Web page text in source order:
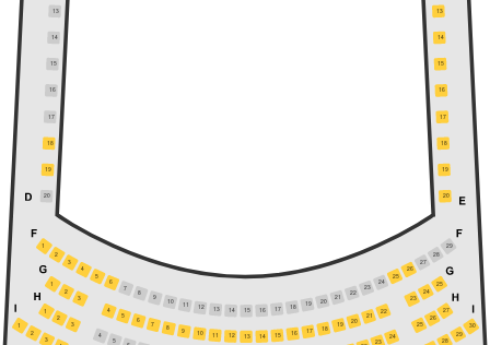
20
19
18
17
16
15
14
13
20
19
18
17
16
15
14
13
1
2
3
4
5
6
7
8
9
10 11 12 13 14 15 16 17 18 19 20
21
22
23
24
25
26
27
28
29
1
2
3
4
5
6
7 8 9 10 11 12 13 14 15 16 17 18 19
20
21
22
23
24
25
1
2
3
4
5 23
24
25
26
27
1
2
3
28
29
30